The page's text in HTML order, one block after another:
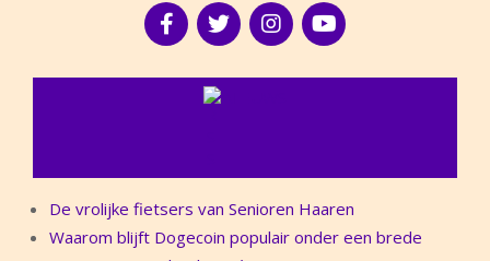
De vrolijke fietsers van Senioren Haaren
Waarom blijft Dogecoin populair onder een brede